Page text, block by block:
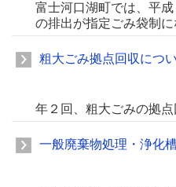
富士河口湖町では、平
の排出が指定ごみ袋制に
粗大ごみ拠点回収につ
年２回、粗大ごみの拠点
一般廃棄物処理・浄化